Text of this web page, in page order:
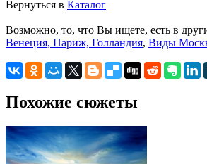
Вернуться в Каталог
Возможно, то, что Вы ищете, есть в
Венеция, Париж, Голландия, Виды
Похожие сюжеты